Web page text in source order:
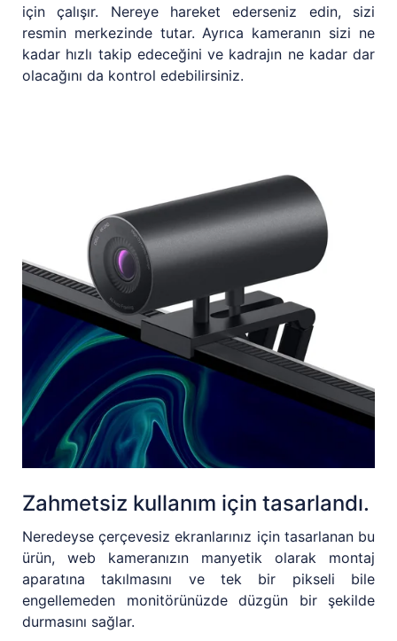
için çalışır. Nereye hareket ederseniz edin, sizi
resmin merkezinde tutar. Ayrıca kameranın sizi ne
kadar hızlı takip edeceğini ve kadrajın ne kadar dar
olacağını da kontrol edebilirsiniz.
Zahmetsiz kullanım için tasarlandı.
Neredeyse çerçevesiz ekranlarınız için tasarlanan bu
ürün, web kameranızın manyetik olarak montaj
aparatına takılmasını ve tek bir pikseli bile
engellemeden monitörünüzde düzgün bir şekilde
durmasını sağlar.